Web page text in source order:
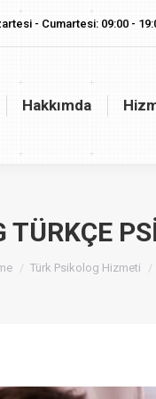
- Cumartesi: 09:00 -
Hakkımda
TÜRKÇE
are here:
Türk Psikolog Hizmeti